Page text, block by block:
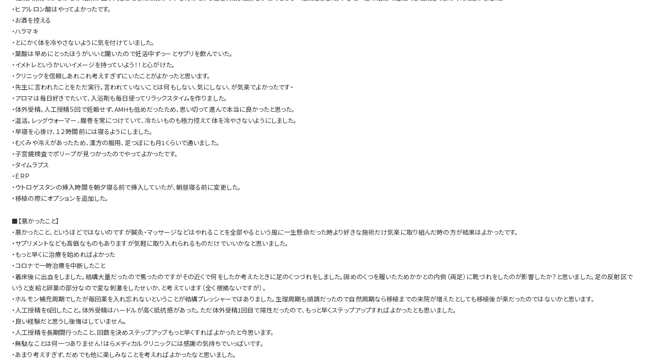
・ヒアルロン酸はやってよかったです。
・お酒を控える
・ハラマキ
・とにかく体を冷やさないように気を付けていました。
・葉酸は早めにとったほうがいいと聞いたので妊活中ずっーとサプリを飲んでいた。
・イメトレというかいいイメージを持っていよう！！と心がけた。
・クリニックを信頼しあれこれ考えすぎずにいたことがよかったと思います。
・先生に言われたことをただ実行。言われていないことは何もしない、気にしない、が気楽でよかったです・
・アロマは毎日好きでたいて、入浴剤も毎日使ってリラックスタイムを作りました。
・体外受精。人工授精５回で妊娠せず、AMHも低めだったため、思い切って進んで本当に良かったと思った。
・温活。レッグウォーマー、腹巻を常につけていて、冷たいものも極力控えて体を冷やさないようにしました。
・早寝を心掛け、１２時間前には寝るようにしました。
・むくみや冷えがあったため、漢方の服用、足つぼにも月1くらいで通いました。
・子宮鏡検査でポリープが見つかったのでやってよかったです。
・タイムラプス
・ＥＲＰ
・ウトロゲスタンの挿入時間を朝夕寝る前で挿入していたが、朝昼寝る前に変更した。
・移植の際にオプションを追加した。
■【悪かったこと】
・悪かったこと、というほどではないのですが鍼灸・マッサージなどはやれることを全部やるという風に一生懸命だった時より好きな施術だけ気楽に取り組んだ時の方が結果はよかったです。
・サプリメントなども高価なものもありますが気軽に取り入れられるものだけでいいかなと思いました。
・もっと早くに治療を始めればよかった
・コロナで一時治療を中断したこと
・着床後に出血をしました。結構大量だったので焦ったのですがその近くで何をしたか考えたときに足のくつづれをしました。固めのくつを履いたためかかとの内側（両足）に靴づれをしたのが影響したか？と思いました。足の反射区で
いうと支給と卵巣の部分なので変な刺激をしたせいか、と考えています（全く根拠ないですが）。
・ホルモン補充周期でしたが毎回薬を入れ忘れないということが結構プレッシャーではありました。生理周期も順調だったので自然周期なら移植までの来院が増えたとしても移植後が楽だったのではないかと思います。
・人工授精を6回したこと。体外受精はハードルが高く抵抗感があった。ただ体外受精1回目で陽性だったので、もっと早くステップアップすればよかったとも思いました。
・良い経験だと思うし後悔はしていません。
・人工授精を長期間行ったこと、回数を決めステップアップもっと早くすればよかったと今思います。
・無駄なことは何一つありません！はらメディカルクリニックには感謝の気持ちでいっぱいです。
・あまり考えすぎず、だめでも他に楽しみなことを考えればよかったなと思いました。